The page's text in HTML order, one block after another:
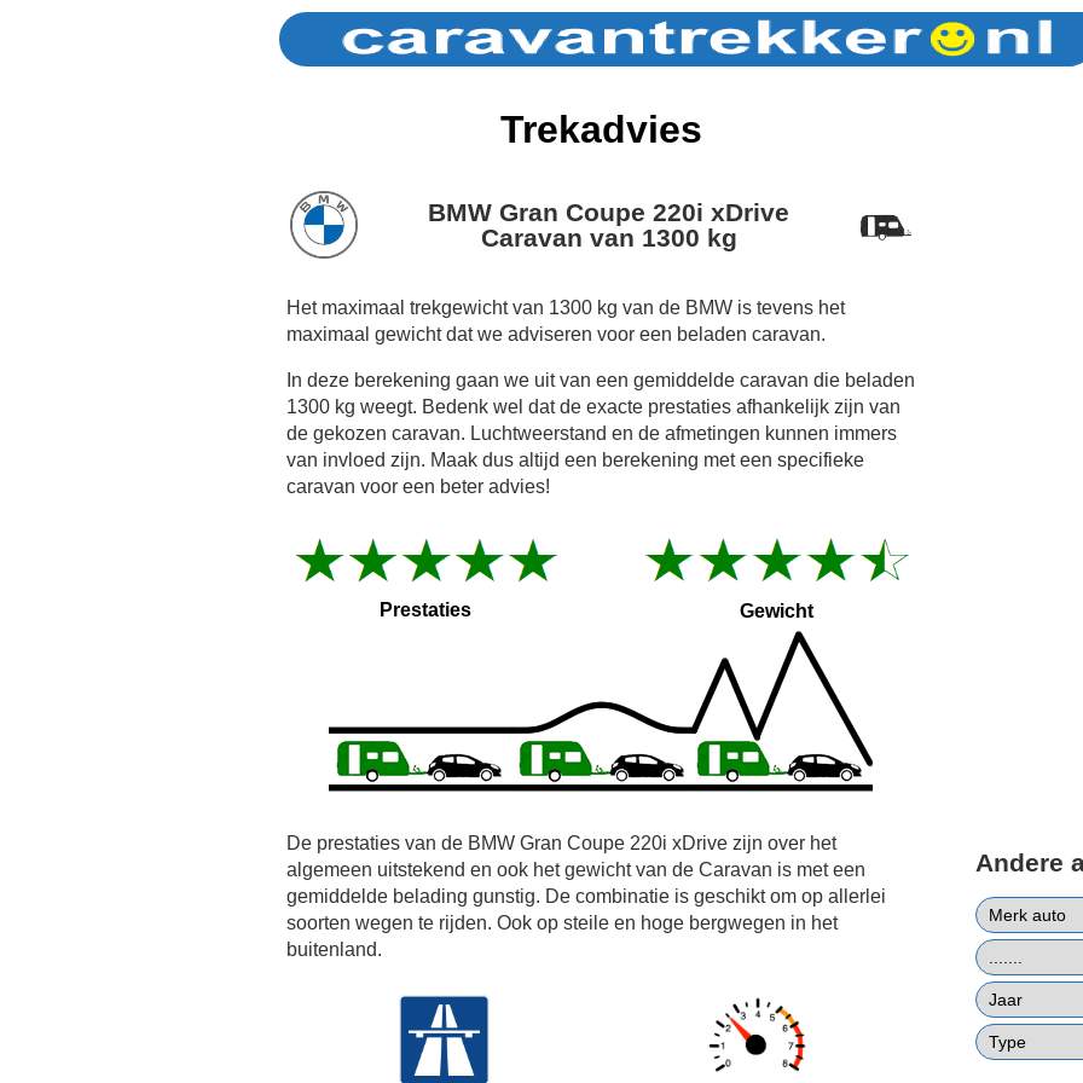
Trekadvies
BMW Gran Coupe 220i xDrive
Caravan van 1300 kg
Het maximaal trekgewicht van 1300 kg van de BMW is tevens het
maximaal gewicht dat we adviseren voor een beladen caravan.
In deze berekening gaan we uit van een gemiddelde caravan die beladen
1300 kg weegt. Bedenk wel dat de exacte prestaties afhankelijk zijn van
de gekozen caravan. Luchtweerstand en de afmetingen kunnen immers
van invloed zijn. Maak dus altijd een berekening met een specifieke
caravan voor een beter advies!
Prestaties Gewicht
De prestaties van de BMW Gran Coupe 220i xDrive zijn over het
algemeen uitstekend en ook het gewicht van de Caravan is met een
gemiddelde belading gunstig. De combinatie is geschikt om op allerlei
soorten wegen te rijden. Ook op steile en hoge bergwegen in het
buitenland.
Andere